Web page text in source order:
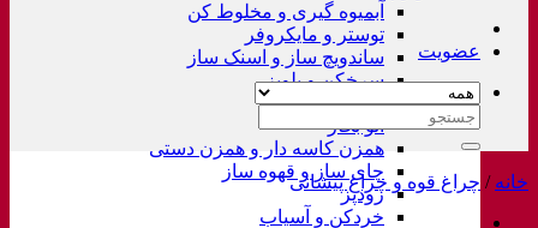
آبمیوه گیری و مخلوط کن
توستر و مایکروفر
ساندویچ ساز و اسنک ساز
سرخکن و پلوپز
غذاساز
اتو بخار
همزن کاسه دار و همزن دستی
چای ساز و قهوه ساز
زودپز
خردکن و آسیاب
عضویت
جستجو
خانه / چراغ قوه و چراغ پیشانی